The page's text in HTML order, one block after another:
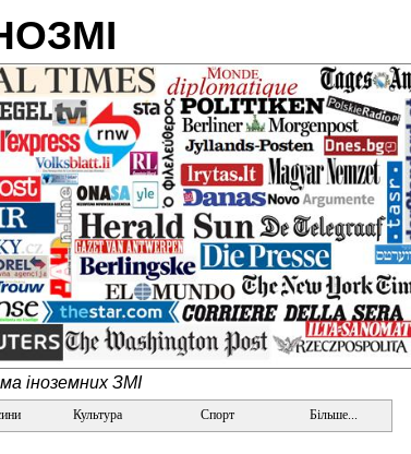
іноземних ЗМІ
Культура Спорт Більше...